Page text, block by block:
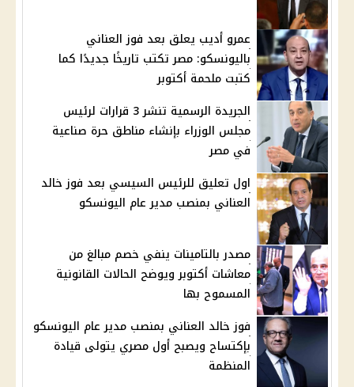
عمرو أديب يعلق بعد فوز العناني
باليونسكو: مصر تكتب تاريخًا جديدًا كما
كتبت ملحمة أكتوبر
الجريدة الرسمية تنشر 3 قرارات لرئيس
مجلس الوزراء بإنشاء مناطق حرة صناعية
في مصر
اول تعليق للرئيس السيسي بعد فوز خالد
العناني بمنصب مدير عام اليونسكو
مصدر بالتامينات ينفي خصم مبالغ من
معاشات أكتوبر ويوضح الحالات القانونية
المسموح بها
فوز خالد العناني بمنصب مدير عام اليونسكو
بإكتساح ويصبح أول مصري يتولى قيادة
المنظمة